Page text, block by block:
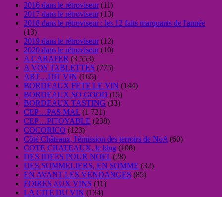
2016 dans le rétroviseur(11)
2017 dans le rétroviseur(13)
2018 dans le rétroviseur : les 12 faits marquants de l'année
(13)
2019 dans le rétroviseur(12)
2020 dans le rétroviseur(10)
A CARAFER (3 553)
A VOS TABLETTES (775)
ART…DIT VIN (165)
BORDEAUX FETE LE VIN (144)
BORDEAUX SO GOOD (15)
BORDEAUX TASTING (33)
CEP…PAS MAL (1 721)
CEP…PITOYABLE (238)
COCORICO (123)
Côté Châteaux, l'émission des terroirs de NoA (60)
COTE CHATEAUX, le blog (108)
DES IDEES POUR NOEL (28)
DES SOMMELIERS, EN SOMME (32)
EN AVANT LES VENDANGES (85)
FOIRES AUX VINS (11)
LA CITE DU VIN (134)